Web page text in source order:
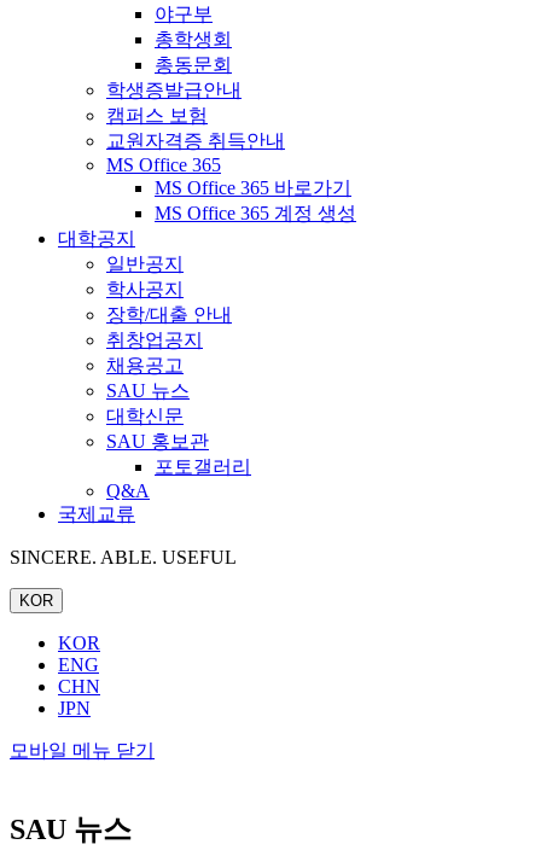
야구부
총학생회
총동문회
학생증발급안내
캠퍼스 보험
교원자격증 취득안내
MS Office 365
MS Office 365 바로가기
MS Office 365 계정 생성
대학공지
일반공지
학사공지
장학/대출 안내
취창업공지
채용공고
SAU 뉴스
대학신문
SAU 홍보관
포토갤러리
Q&A
국제교류
SINCERE. ABLE. USEFUL
KOR
KOR
ENG
CHN
JPN
모바일 메뉴 닫기
SAU 뉴스